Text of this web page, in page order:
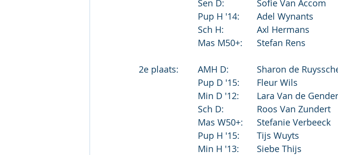
			Sen D:		Sofie Van Accom
			Pup H '14:	Adel Wynants
			Sch H:		Axl Hermans
			Mas M50+:	Stefan Rens
2e plaats:	AMH D:		Sharon de
			Pup D '15:	Fleur Wils
			Min D '12:	Lara Van de Gender
			Sch D:		Roos Van Zundert
			Mas W50+:	Stefanie Verbeeck
			Pup H '15:	Tijs Wuyts
			Min H '13:	Siebe Thijs